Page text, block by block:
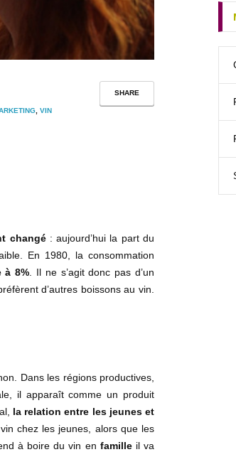
SHARE
VIN
changé: aujourd’hui la part du
En 1980, la consommation
à 8% . Il ne s’agit donc pas d’un
d’autres boissons au vin.
Dans les régions productives,
il apparaît comme un produit
la relation entre les jeunes et
chez les jeunes, alors que les
à boire du vin en familleil va